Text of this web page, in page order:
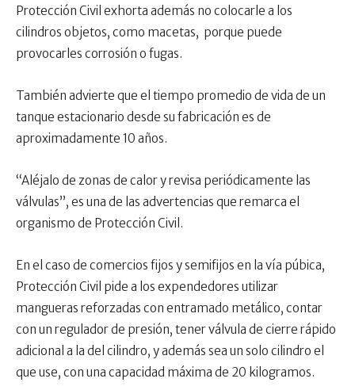
Protección Civil exhorta además no colocarle a los
cilindros objetos, como macetas, porque puede
provocarles corrosión o fugas.
También advierte que el tiempo promedio de vida de un
tanque estacionario desde su fabricación es de
aproximadamente 10 años.
“Aléjalo de zonas de calor y revisa periódicamente las
válvulas”, es una de las advertencias que remarca el
organismo de Protección Civil.
En el caso de comercios fijos y semifijos en la vía púbica,
Protección Civil pide a los expendedores utilizar
mangueras reforzadas con entramado metálico, contar
con un regulador de presión, tener válvula de cierre rápido
adicional a la del cilindro, y además sea un solo cilindro el
que use, con una capacidad máxima de 20 kilogramos.